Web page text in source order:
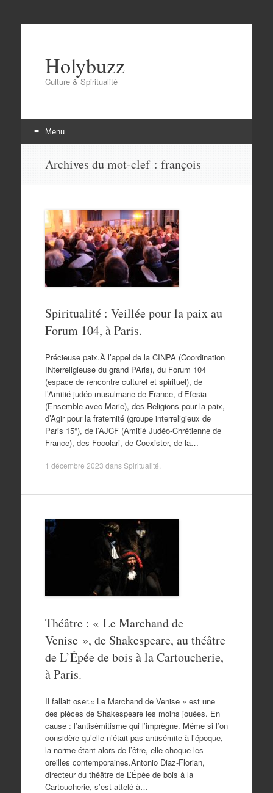
Holybuzz
Culture & Spiritualité
Menu
Archives du mot-clef : françois
Spiritualité : Veillée pour la paix au
Forum 104, à Paris.
Précieuse paix.À l’appel de la CINPA (Coordination
INterreligieuse du grand PAris), du Forum 104
(espace de rencontre culturel et spirituel), de
l’Amitié judéo-musulmane de France, d’Efesia
(Ensemble avec Marie), des Religions pour la paix,
d’Agir pour la fraternité (groupe interreligieux de
Paris 15°), de l’AJCF (Amitié Judéo-Chrétienne de
France), des Focolari, de Coexister, de la…
1 décembre 2023 dansSpiritualité
Théâtre : « Le Marchand de
Venise », de Shakespeare, au théâtre
de L’Épée de bois à la Cartoucherie,
à Paris.
Il fallait oser.« Le Marchand de Venise » est une
des pièces de Shakespeare les moins jouées. En
cause : l’antisémitisme qui l’imprègne. Même si l’on
considère qu’elle n’était pas antisémite à l’époque,
la norme étant alors de l’être, elle choque les
oreilles contemporaines.Antonio Diaz-Florian,
directeur du théâtre de L’Épée de bois à la
Cartoucherie, s’est attelé à…